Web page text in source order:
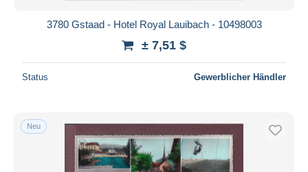
3780 Gstaad - Hotel Royal Lauibach - 10498003
± 7,51 $
Status Gewerblicher Händler
Neu